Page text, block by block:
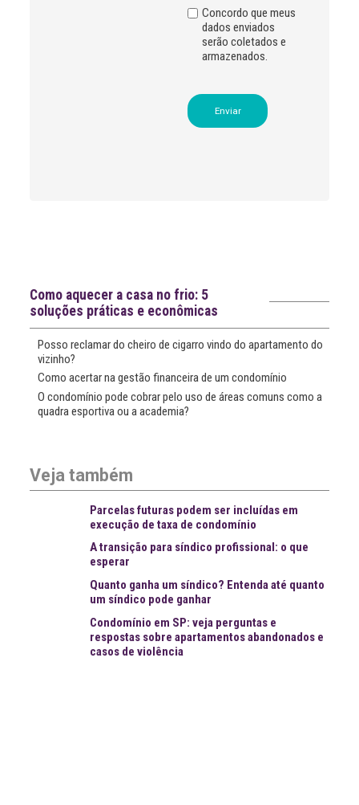
Concordo que meus
dados enviados
serão coletados e
armazenados.
Notícias recentes
Como aquecer a casa no frio: 5
soluções práticas e econômicas
Posso reclamar do cheiro de cigarro vindo do apartamento do
vizinho?
Como acertar na gestão financeira de um condomínio
O condomínio pode cobrar pelo uso de áreas comuns como a
quadra esportiva ou a academia?
Veja também
Parcelas futuras podem ser incluídas em
execução de taxa de condomínio
A transição para síndico profissional: o que
esperar
Quanto ganha um síndico? Entenda até quanto
um síndico pode ganhar
Condomínio em SP: veja perguntas e
respostas sobre apartamentos abandonados e
casos de violência